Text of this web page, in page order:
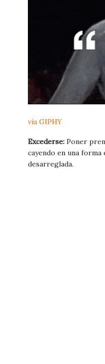
via GIPHY
Excederse: Poner
cayendo en una
desarreglada.